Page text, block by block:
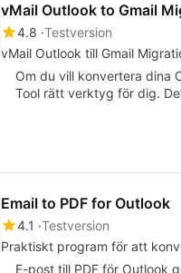
vMail Outlook to Gmail
4.8 Testversion
vMail Outlook till Gmail
Om du vill konvertera dina
Tool rätt verktyg för dig.
Email to PDF for Outlook
4.1 Testversion
Praktiskt program för att
E-post till PDF för Outlook